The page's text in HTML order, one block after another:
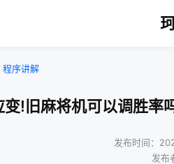
程序讲解
变!旧麻将机可以调胜率
发布时间：
发布